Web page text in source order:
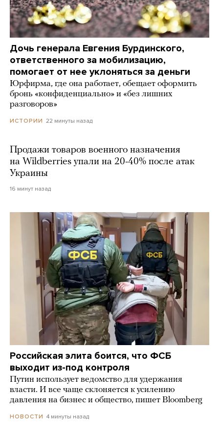
Дочь генерала Евгения Бурдинского,
ответственного за мобилизацию,
помогает от нее уклоняться за деньги
Юрфирма, где она работает, обещает оформить
бронь «конфиденциально» и «без лишних
разговоров»
ИСТОРИИ 22 минуты назад
Продажи товаров военного назначения
на Wildberries упали на 20-40% после атак
Украины
16 минут назад
Российская элита боится, что ФСБ
выходит из-под контроля
Путин использует ведомство для удержания
власти. И все чаще склоняется к усилению
давления на бизнес и общество, пишет Bloomberg
НОВОСТИ 4 минуты назад